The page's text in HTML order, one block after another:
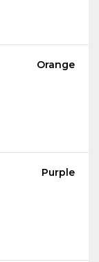
Orange
Purple